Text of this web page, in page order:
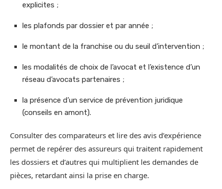
explicites ;
les plafonds par dossier et par année ;
le montant de la franchise ou du seuil d’intervention ;
les modalités de choix de l’avocat et l’existence d’un
réseau d’avocats partenaires ;
la présence d’un service de prévention juridique
(conseils en amont).
Consulter des comparateurs et lire des avis d’expérience
permet de repérer des assureurs qui traitent rapidement
les dossiers et d’autres qui multiplient les demandes de
pièces, retardant ainsi la prise en charge.